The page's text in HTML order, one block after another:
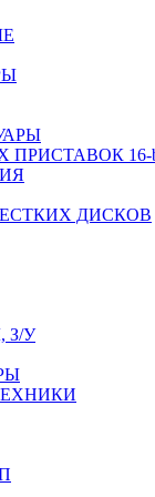
16-
ДИСКОВ
З/У